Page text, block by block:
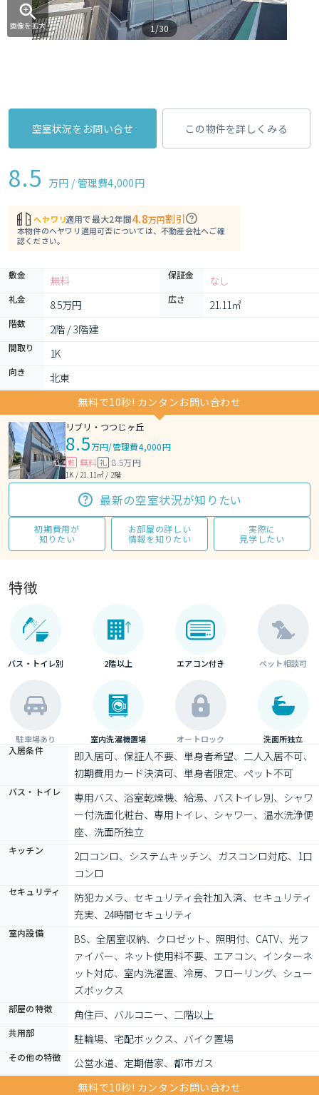
画像を拡大 1/30
空室状況をお問い合せ この物件を詳しくみる
8.5 万円 / 管理費4,000円
適用で最大2年間4.8万円割引
本物件のヘヤワリ適用可否については、不動産会社へご確
認ください。
敷金 無料 保証金 なし
礼金 8.5万円 広さ 21.11㎡
階数 2階 / 3階建
間取り 1K
向き
北東
無料で10秒! カンタンお問い合わせ
リブリ・つつじヶ丘
8.5万円/管理費4,000円
敷 無料 礼 8.5万円
1K / 21.11㎡ / 2階
最新の空室状況が知りたい
初期費用が
知りたい
お部屋の詳しい
情報を知りたい
実際に
見学したい
特徴
バス・トイレ別 2階以上 エアコン付き ペット相談可
駐車場あり 室内洗濯機置場 オートロック 洗面所独立
入居条件
即入居可、保証人不要、単身者希望、二人入居不可、
初期費用カード決済可、単身者限定、ペット不可
バス・トイレ
専用バス、浴室乾燥機、給湯、バストイレ別、シャワ
ー付洗面化粧台、専用トイレ、シャワー、温水洗浄便
座、洗面所独立
キッチン
2口コンロ、システムキッチン、ガスコンロ対応、1口
コンロ
セキュリティ
防犯カメラ、セキュリティ会社加入済、セキュリティ
充実、24時間セキュリティ
室内設備
BS、全居室収納、クロゼット、照明付、CATV、光フ
ァイバー、ネット使用料不要、エアコン、インターネ
ット対応、室内洗濯置、冷房、フローリング、シュー
ズボックス
部屋の特徴 角住戸、バルコニー、二階以上
共用部 駐輪場、宅配ボックス、バイク置場
その他の特徴
公営水道、定期借家、都市ガス
無料で10秒! カンタンお問い合わせ